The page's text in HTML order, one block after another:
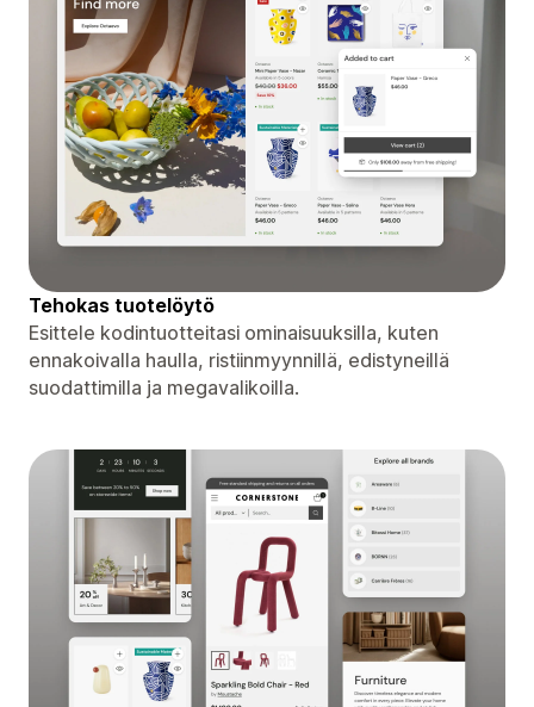
Tehokas tuotelöytö
Esittele kodintuotteitasi ominaisuuksilla, kuten
ennakoivalla haulla, ristiinmyynnillä, edistyneillä
suodattimilla ja megavalikoilla.